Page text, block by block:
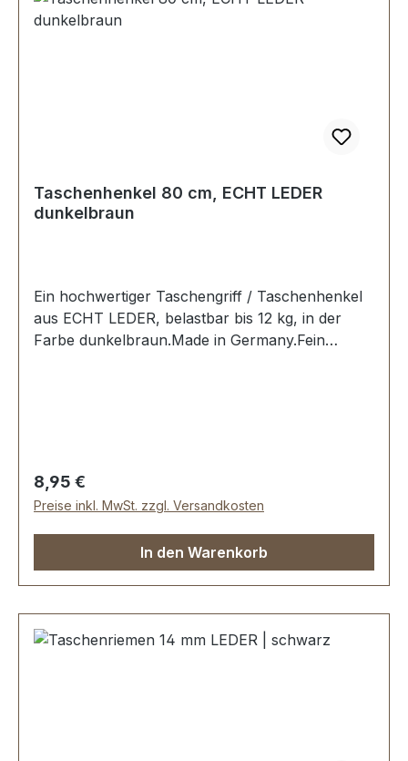
Taschenhenkel 80 cm, ECHT LEDER
dunkelbraun
Ein hochwertiger Taschengriff / Taschenhenkel
aus ECHT LEDER, belastbar bis 12 kg, in der
Farbe dunkelbraun.Made in Germany.Fein
Regulärer Preis:
8,95 €
Preise inkl. MwSt. zzgl. Versandkosten
In den Warenkorb